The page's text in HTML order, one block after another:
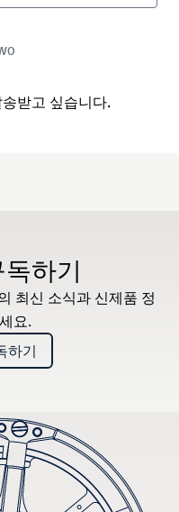
받고 싶습니다.
하기
최신 소식과 신제품 정
요.
하기